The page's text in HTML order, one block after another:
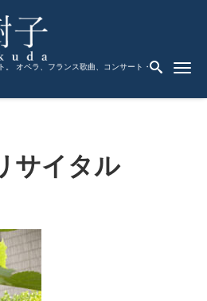
。 オペラ、フランス歌曲、コンサート・
サイタル